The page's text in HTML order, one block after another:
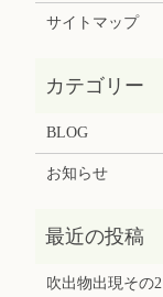
サイトマップ
BLOG
お知らせ
吹出物出現その2